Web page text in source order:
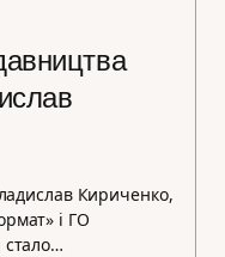
Кириченко,
і ГО